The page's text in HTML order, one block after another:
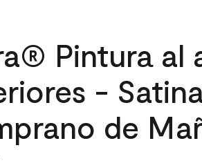
Pintura al
-
de